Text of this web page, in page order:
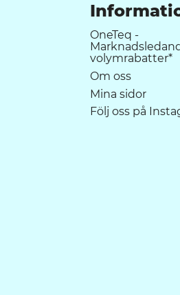
OneTeq -
volymrabatter*
Om oss
Mina sidor
Följ oss på